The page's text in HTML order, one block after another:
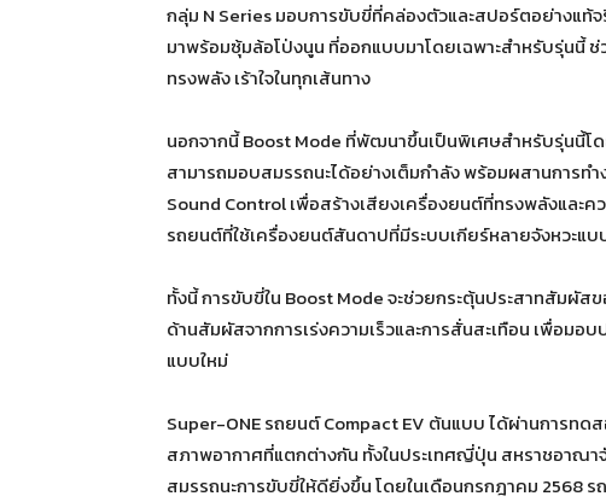
กลุ่ม N Series มอบการขับขี่ที่คล่องตัวและสปอร์ตอย่างแท้
มาพร้อมซุ้มล้อโป่งนูน ที่ออกแบบมาโดยเฉพาะสำหรับรุ่นนี้
ทรงพลัง เร้าใจในทุกเส้นทาง
นอกจากนี้ Boost Mode ที่พัฒนาขึ้นเป็นพิเศษสำหรับรุ่นนี้โ
สามารถมอบสมรรถนะได้อย่างเต็มกำลัง พร้อมผสานการท
Sound Control เพื่อสร้างเสียงเครื่องยนต์ที่ทรงพลังและ
รถยนต์ที่ใช้เครื่องยนต์สันดาปที่มีระบบเกียร์หลายจังหวะแบ
ทั้งนี้ การขับขี่ใน Boost Mode จะช่วยกระตุ้นประสาทสัมผั
ด้านสัมผัสจากการเร่งความเร็วและการสั่นสะเทือน เพื่อม
แบบใหม่
Super-ONE รถยนต์ Compact EV ต้นแบบ ได้ผ่านการ
สภาพอากาศที่แตกต่างกัน ทั้งในประเทศญี่ปุ่น สหราชอาณา
สมรรถนะการขับขี่ให้ดียิ่งขึ้น โดยในเดือนกรกฎาคม 2568